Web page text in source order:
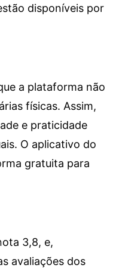
disponíveis por
a plataforma não
físicas. Assim,
e praticidade
O aplicativo do
gratuita para
3,8, e,
avaliações dos